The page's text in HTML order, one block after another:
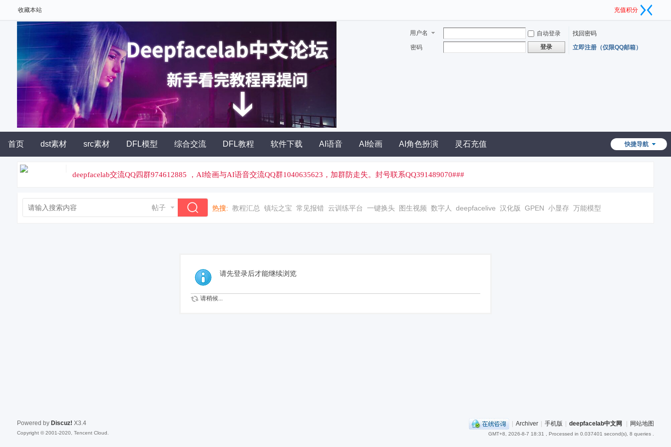
收藏本站 充值积分
用户名 自动登录
找回密码
密码
登录 立即注册（仅限QQ邮箱）
快捷导航
首页 dst素材 src素材 DFL模型 综合交流 DFL教程 软件下载 AI语音 AI绘画 AI角色扮演 灵石充值
deepfacelab交流QQ四群974612885 ，AI绘画与AI语音交流QQ群1040635623，加群防走失。封号联系QQ391489070###
帖子
热搜: 教程汇总 镇坛之宝 常见报错 云训练平台 一键换头 图生视频 数字人 deepfacelive 汉化版 GPEN 小显存 万能模型
请先登录后才能继续浏览
请稍候...
| Archiver | 手机版 | deepfacelab中文网 | 网站地图
GMT+8, 2026-8-7 18:31 , Processed in 0.037401 second(s), 8 queries .
Powered by Discuz! X3.4
Copyright © 2001-2020, Tencent Cloud.